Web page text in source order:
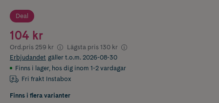
Deal
104 kr
Ord.pris 259 kr Lägsta pris 130 kr
Erbjudandet gäller t.o.m. 2026-08-30
Finns i lager, hos dig inom 1-2 vardagar
Fri frakt Instabox
Finns i flera varianter